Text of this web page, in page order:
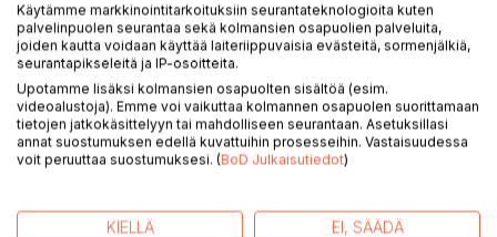
Todenmukainen selvitys erään katoamisen vaiheista.
"Lopulta, ystäväni, ihmeitä tapahtuu tuosta vain, rivakoin
tanssiaskelin mäkeä ylös."
KIRJAILIJA
LEHDISTÖARVOSTELUT
Käytämme markkinointitarkoituksiin seurantateknologioita kuten
palvelinpuolen seurantaa sekä kolmansien osapuolien palveluita,
joiden kautta voidaan käyttää laiteriippuvaisia evästeitä, sormenjälkiä,
seurantapikseleitä ja IP-osoitteita.
Upotamme lisäksi kolmansien osapuolten sisältöä (esim.
videoalustoja). Emme voi vaikuttaa kolmannen osapuolen suorittamaan
tietojen jatkokäsittelyyn tai mahdolliseen seurantaan. Asetuksillasi
annat suostumuksen edellä kuvattuihin prosesseihin. Vastaisuudessa
voit peruuttaa suostumuksesi. (BoD Julkaisutiedot)
KIELLÄ EI, SÄÄDÄ